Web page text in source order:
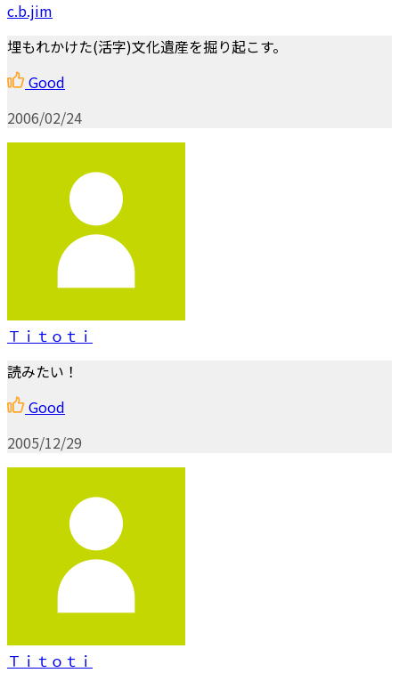
c.b.jim
埋もれかけた(活字)文化遺産を掘り起こす。
Good
2006/02/24
Ｔｉｔｏｔｉ
読みたい！
Good
2005/12/29
Ｔｉｔｏｔｉ